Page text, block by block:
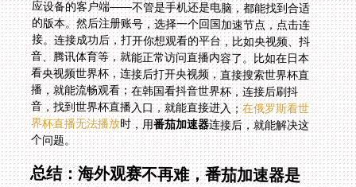
音，找到世界杯直播入口，就能直接进入；在俄罗斯看世
界杯直播无法播放时，用番茄加速器连接后，就能解决这
个问题。
总结：海外观赛不再难，番茄加速器是